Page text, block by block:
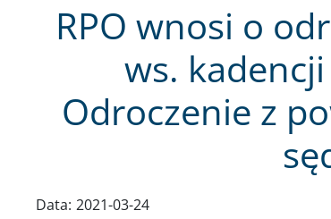
RPO wnosi o
ws. kadencji
Odroczenie z
Data: 2021-03-24